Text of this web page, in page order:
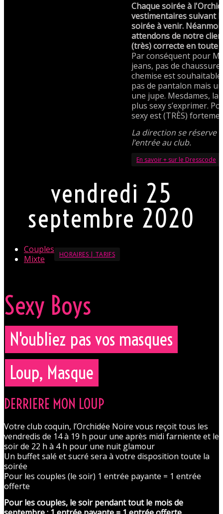
Chaque soirée à
vestimentaires suivant
soirée à venir.
attendons de notre
(très) correcte en toute
Par conséquent pour
jeans, pas de
chemise est
pas de pantalon mais
une jupe. Mesdames,
plus sexy s’exprimer.
sexy est (TRÈS)
La direction se réserve
l’entrée au club.
En savoir + sur le Dresscode
vendredi 25
septembre 2020
Couples
Mixte
HORAIRES | TARIFS
Sexy Boys
N'oubliez pas vos masques
Loup, Masque
DERRIERE MON LOUP
Votre club coquin, l’Orchidée Noire vous reçoit tous les
vendredis de 14 à 19 h pour une après midi farniente et le
soir de 22 h à 4 h pour une nuit glamour
Un buffet salé et sucré sera à votre disposition toute la
soirée
Pour les couples (le soir) 1 entrée payante = 1 entrée
offerte
Pour les couples, le soir pendant tout le mois de